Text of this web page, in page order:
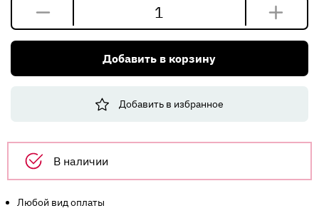
товара
Крючок
Veshelka
(150шт)
Добавить в корзину
Добавить в избранное
В наличии
Любой вид оплаты